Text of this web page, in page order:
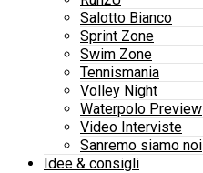
Salotto Bianco
Sprint Zone
Swim Zone
Tennismania
Volley Night
Waterpolo Preview
Video Interviste
Sanremo siamo noi
Idee & consigli